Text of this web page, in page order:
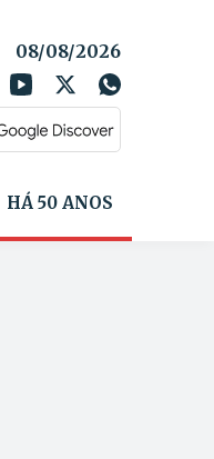
08/08/2026
HÁ 50 ANOS